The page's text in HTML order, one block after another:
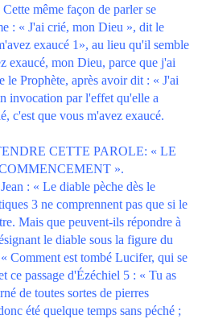
même façon de parler se
: « J'ai crié, mon Dieu », dit le
exaucé 1», au lieu qu'il semble
exaucé, mon Dieu, parce que j'ai
le Prophète, après avoir dit : « J'ai
invocation par l'effet qu'elle a
c'est que vous m'avez exaucé.
CETTE PAROLE: « LE
».
: « Le diable pèche dès le
3 ne comprennent pas que si le
Mais que peuvent-ils répondre à
le diable sous la figure du
Comment est tombé Lucifer, qui se
ce passage d'Ézéchiel 5 : « Tu as
de toutes sortes de pierres
été quelque temps sans péché ;